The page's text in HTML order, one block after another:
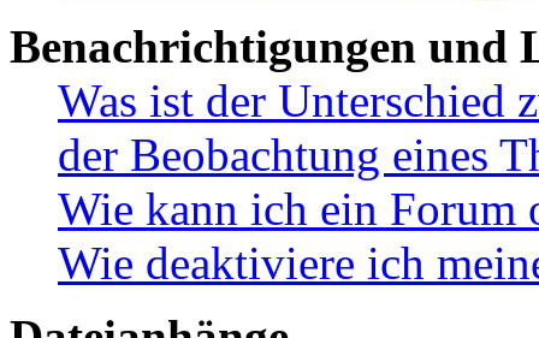
Benachrichtigungen und
Was ist der Unterschied
der Beobachtung eines
Wie kann ich ein Forum
Wie deaktiviere ich